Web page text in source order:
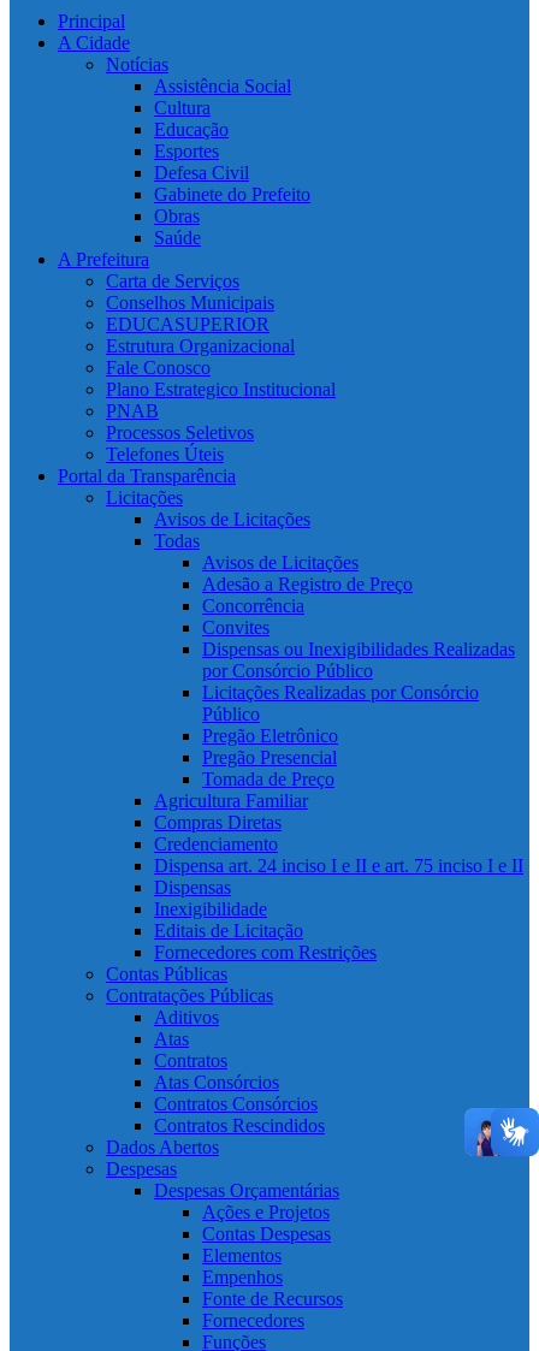
Principal
A Cidade
Notícias
Assistência Social
Cultura
Educação
Esportes
Defesa Civil
Gabinete do Prefeito
Obras
Saúde
A Prefeitura
Carta de Serviços
Conselhos Municipais
EDUCASUPERIOR
Estrutura Organizacional
Fale Conosco
Plano Estrategico Institucional
PNAB
Processos Seletivos
Telefones Úteis
Portal da Transparência
Licitações
Avisos de Licitações
Todas
Avisos de Licitações
Adesão a Registro de Preço
Concorrência
Convites
Dispensas ou Inexigibilidades Realizadas
por Consórcio Público
Licitações Realizadas por Consórcio
Público
Pregão Eletrônico
Pregão Presencial
Tomada de Preço
Agricultura Familiar
Compras Diretas
Credenciamento
Dispensa art. 24 inciso I e II e art. 75 inciso I e II
Dispensas
Inexigibilidade
Editais de Licitação
Fornecedores com Restrições
Contas Públicas
Contratações Públicas
Aditivos
Atas
Contratos
Atas Consórcios
Contratos Consórcios
Contratos Rescindidos
Dados Abertos
Despesas
Despesas Orçamentárias
Ações e Projetos
Contas Despesas
Elementos
Empenhos
Fonte de Recursos
Fornecedores
Funções